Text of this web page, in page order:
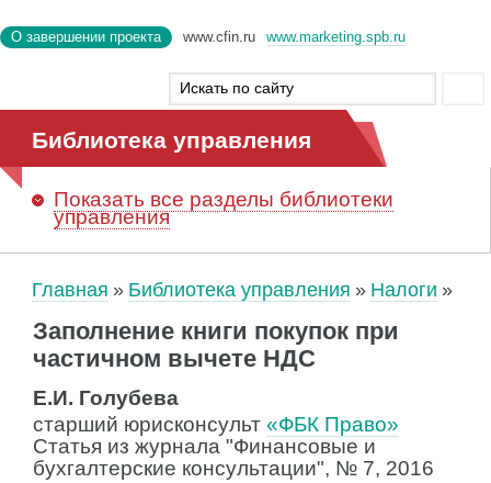
О завершении проекта www.cfin.ru www.marketing.spb.ru
Библиотека управления
Показать все разделы библиотеки
управления
Главная Библиотека управления Налоги
Заполнение книги покупок при
частичном вычете НДС
Е.И. Голубева
старший юрисконсульт «ФБК Право»
Cтатья из журнала "Финансовые и
бухгалтерские консультации", № 7, 2016